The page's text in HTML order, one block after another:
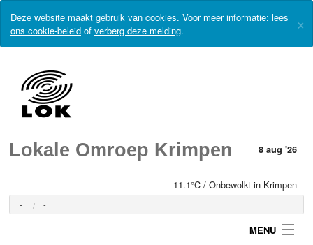
Deze website maakt gebruik van cookies. Voor meer informatie: lees
ons cookie-beleid of verberg deze melding. ×
Lokale Omroep Krimpen 8 aug '26
11.1°C / Onbewolkt in Krimpen
- -
MENU